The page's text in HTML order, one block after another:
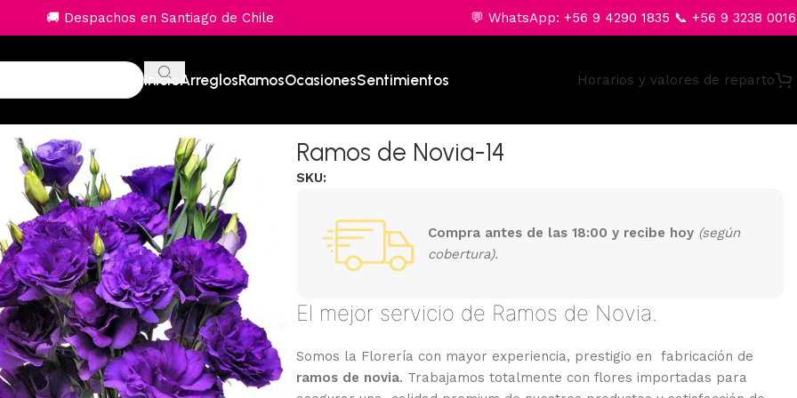
🚚 Despachos en Santiago de Chile 💬 WhatsApp: +56 9 4290 1835 📞 +56 9 3238 0016
InicioArreglosRamosOcasionesSentimientos Horarios y valores de reparto
Ramos de Novia-14
SKU:
Compra antes de las 18:00 y recibe hoy (según
cobertura).
El mejor servicio de Ramos de Novia.
Somos la Florería con mayor experiencia, prestigio en fabricación de
ramos de novia. Trabajamos totalmente con flores importadas para